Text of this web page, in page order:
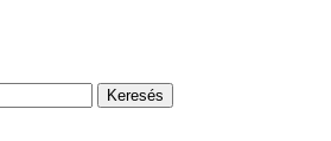
Keresés